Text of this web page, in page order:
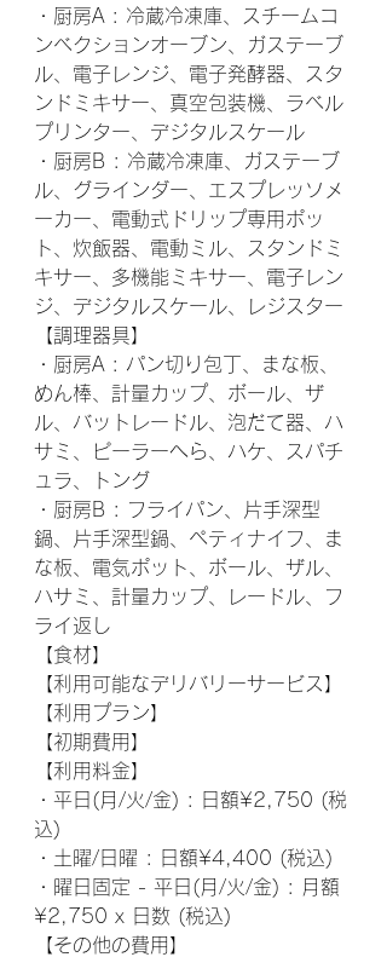
・厨房A : 冷蔵冷凍庫、スチームコ
ンベクションオーブン、ガステーブ
ル、電子レンジ、 電子発酵器、スタ
ンドミキサー、真空包装機、ラベル
プリンター、デジタルスケール
・厨房B : 冷蔵冷凍庫、ガステーブ
ル、 グラインダー、エスプレッソメ
ーカー、電動式ドリップ専用ポッ
ト、炊飯器、電動ミル、スタンドミ
キサー、多機能ミキサー、電子レン
ジ、デジタルスケール、レジスター
【調理器具】
・厨房A : パン切り包丁、まな板、
めん棒、計量カップ、ボール、ザ
ル、バットレードル、泡だて器、ハ
サミ、ピーラーへら、ハケ、スパチ
ュラ、トング
・厨房B : フライパン、片手深型
鍋、片手深型鍋、ペティナイフ、ま
な板、電気ポット、ボール、ザル、
ハサミ、計量カップ、レードル、フ
ライ返し
【食材】
【利用可能なデリバリーサービス】
【利用プラン】
【初期費用】
【利用料金】
・平日(月/火/金) : 日額¥2,750 (税
込)
・土曜/日曜 : 日額¥4,400 (税込)
・曜日固定 - 平日(月/火/金) : 月額
¥2,750 x 日数 (税込)
【その他の費用】